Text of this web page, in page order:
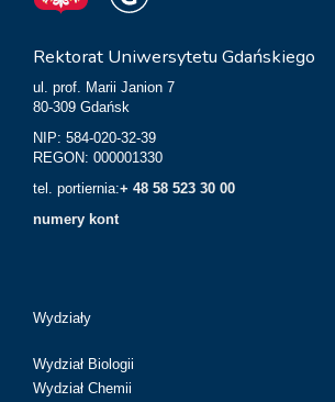
Rektorat Uniwersytetu Gdańskiego
ul. prof. Marii Janion 7
80-309 Gdańsk
NIP: 584-020-32-39
REGON: 000001330
tel. portiernia:+ 48 58 523 30 00
numery kont
Wydziały
Wydział Biologii
Wydział Chemii